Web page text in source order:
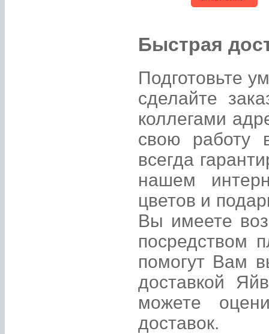
Быстрая
Подготовьте
сделайте
коллегами
свою работу
всегда
нашем
цветов и
Вы имеете
посредством
помогут Вам
доставкой
можете
доставок.